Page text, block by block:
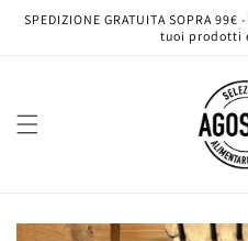
direttamente
SPEDIZIONE GRATUITA SOPRA
tuoi prodotti